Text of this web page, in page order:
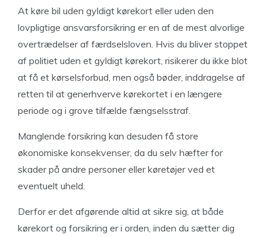
At køre bil uden gyldigt kørekort eller uden den
lovpligtige ansvarsforsikring er en af de mest alvorlige
overtrædelser af færdselsloven. Hvis du bliver stoppet
af politiet uden et gyldigt kørekort, risikerer du ikke blot
at få et kørselsforbud, men også bøder, inddragelse af
retten til at generhverve kørekortet i en længere
periode og i grove tilfælde fængselsstraf.
Manglende forsikring kan desuden få store
økonomiske konsekvenser, da du selv hæfter for
skader på andre personer eller køretøjer ved et
eventuelt uheld.
Derfor er det afgørende altid at sikre sig, at både
kørekort og forsikring er i orden, inden du sætter dig